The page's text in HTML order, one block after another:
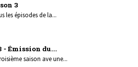
3
les épisodes de la...
- Émission du...
saison ave une...